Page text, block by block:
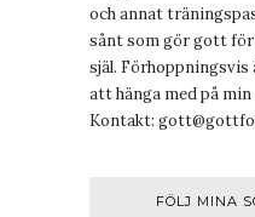
och annat
sånt som gör gott
själ. Förhoppningsvis
att hänga med på min
Kontakt:
FÖLJ MINA